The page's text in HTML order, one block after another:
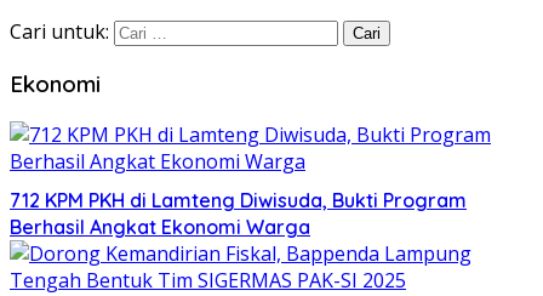
Cari untuk:
Ekonomi
712 KPM PKH di Lamteng Diwisuda, Bukti Program
Berhasil Angkat Ekonomi Warga